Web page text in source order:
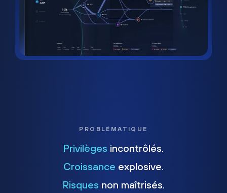
PROBLÉMATIQUE
Privilèges incontrôlés.
Croissance explosive.
Risques non maîtrisés.